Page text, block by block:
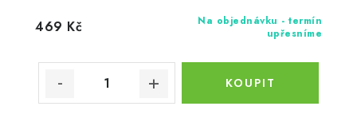
Na objednávku - termín
upřesníme
469 Kč